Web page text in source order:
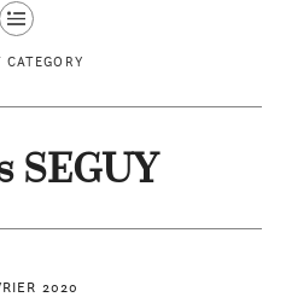
CATEGORY
2020
SEGUY